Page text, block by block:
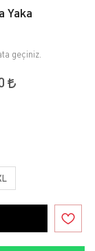
Yaka
geçiniz.